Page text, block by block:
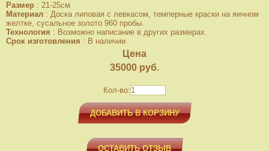
Размер : 21-25см
Материал : Доска липовая с левкасом, темперные краски на яичном
желтке, сусальное золото 960 пробы.
Технология : Возможно написание в других размерах.
Срок изготовления : В наличии
Цена
35000 руб.
Кол-во:
ДОБАВИТЬ В КОРЗИНУ
ОСТАВИТЬ ОТЗЫВ